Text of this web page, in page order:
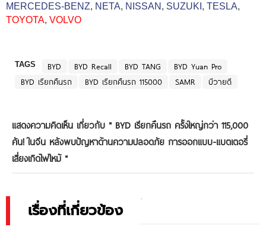
MERCEDES-BENZ, NETA, NISSAN , SUZUKI , TESLA,
TOYOTA, VOLVO
TAGS BYD BYD Recall BYD TANG
BYD Yuan Pro
BYD เรียกคืนรถ
BYD เรียกคืนรถ 115000 SAMR บีวายดี
แสดงความคิดเห็น เกี่ยวกับ " BYD เรียกคืนรถ ครั้งใหญ่กว่า 115,000
คัน! ในจีน หลังพบปัญหาด้านความปลอดภัย การออกแบบ-แบตเตอรี่
เสี่ยงเกิดไฟไหม้"
เรื่องที่เกี่ยวข้อง